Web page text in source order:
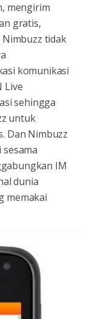
mengirim
gratis,
tidak
komunikasi
Live
sehingga
untuk
Dan Nimbuzz
IM
dunia
memakai